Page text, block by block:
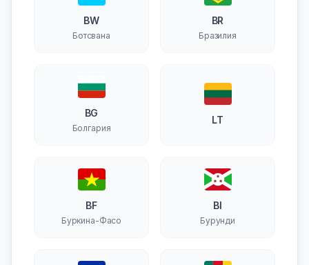
BW
Ботсвана
BR
Бразилия
BG
Болгария
LT
BF
Буркина-Фасо
BI
Бурунди